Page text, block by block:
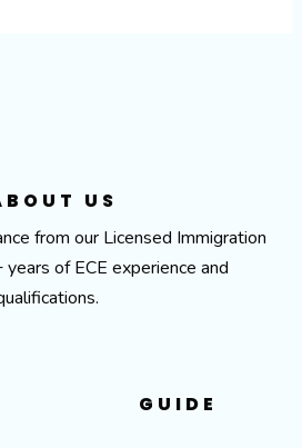
US
from our Licensed Immigration
of ECE experience and
GUIDE